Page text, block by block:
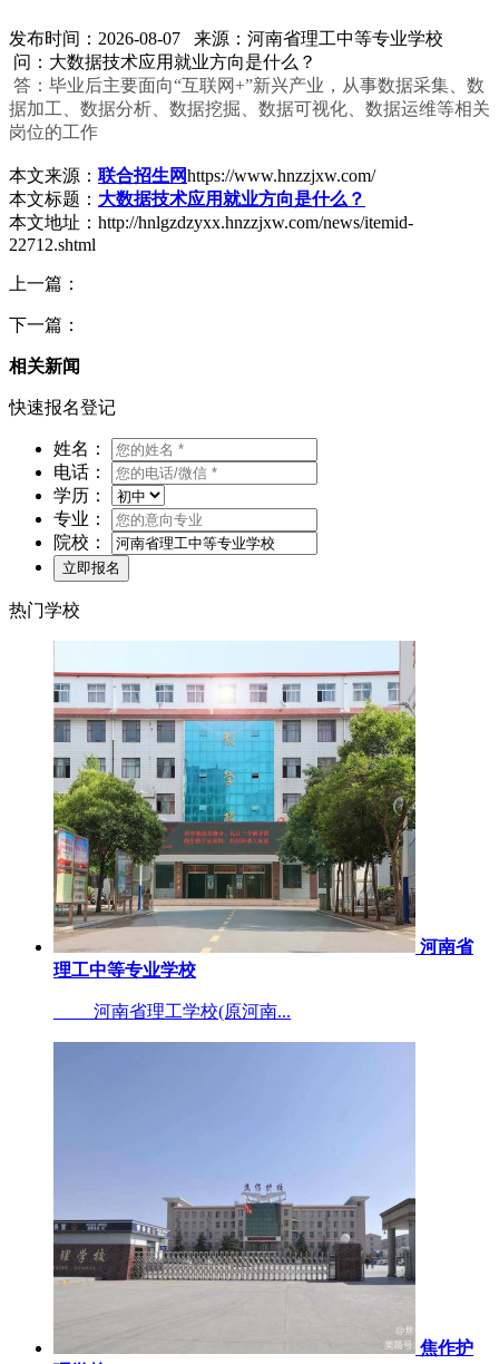
发布时间：2026-08-07 来源：河南省理工中等专业学校
问：大数据技术应用就业方向是什么？
答：毕业后主要面向“互联网+”新兴产业，从事数据采集、数
据加工、数据分析、数据挖掘、数据可视化、数据运维等相关
岗位的工作
本文来源： 联合招生网https://www.hnzzjxw.com/
本文标题： 大数据技术应用就业方向是什么？
本文地址：http://hnlgzdzyxx.hnzzjxw.com/news/itemid-
22712.shtml
上一篇：
下一篇：
相关新闻
快速报名登记
姓名：
电话：
学历：
专业：
院校：
热门学校
河南省
理工中等专业学校
河南省理工学校(原河南...
焦作护